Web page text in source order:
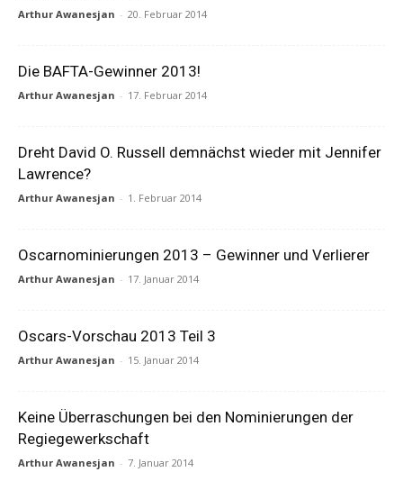
Arthur Awanesjan - 20. Februar 2014
Die BAFTA-Gewinner 2013!
Arthur Awanesjan - 17. Februar 2014
Dreht David O. Russell demnächst wieder mit Jennifer
Lawrence?
Arthur Awanesjan - 1. Februar 2014
Oscarnominierungen 2013 – Gewinner und Verlierer
Arthur Awanesjan - 17. Januar 2014
Oscars-Vorschau 2013 Teil 3
Arthur Awanesjan - 15. Januar 2014
Keine Überraschungen bei den Nominierungen der
Regiegewerkschaft
Arthur Awanesjan - 7. Januar 2014